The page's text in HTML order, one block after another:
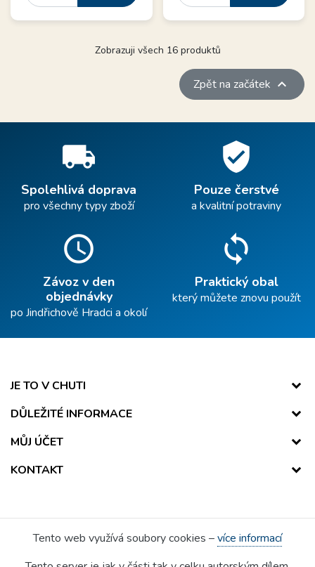
Zobrazuji všech 16 produktů
Zpět na začátek 
local_shipping
Spolehlivá doprava
pro všechny typy zboží
verified_user
Pouze čerstvé
a kvalitní potraviny
schedule
Závoz v den
objednávky
po Jindřichově Hradci a okolí
sync
Praktický obal
který můžete znovu použít
JE TO V CHUTI
DŮLEŽITÉ INFORMACE
MŮJ ÚČET
KONTAKT
Tento web využívá soubory cookies –více informací